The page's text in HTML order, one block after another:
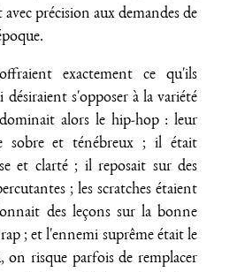
précision aux demandes de
exactement ce qu'ils
s'opposer à la variété
alors le hip-hop : leur
sobre et ténébreux ; il était
et clarté ; il reposait sur des
; les scratches étaient
des leçons sur la bonne
; et l'ennemi suprême était le
on risque parfois de remplacer